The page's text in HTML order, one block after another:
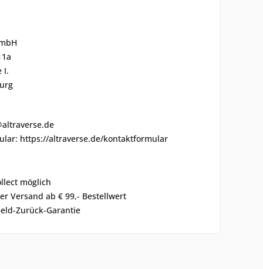
I.
https://altraverse.de/kontaktformular
möglich
Versand ab € 99,- Bestellwert
Zurück-Garantie